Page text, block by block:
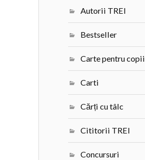
Autorii TREI
Bestseller
Carte pentru copii
Carti
Cărți cu tâlc
Cititorii TREI
Concursuri